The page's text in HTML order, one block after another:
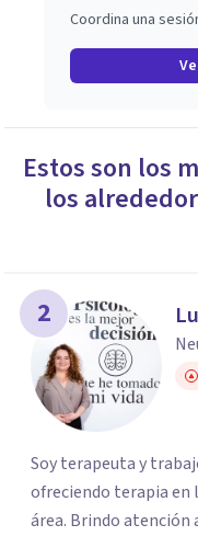
Coordina una
Estos son los
los
2
Soy terapeuta y
ofreciendo terapia
área. Brindo atención